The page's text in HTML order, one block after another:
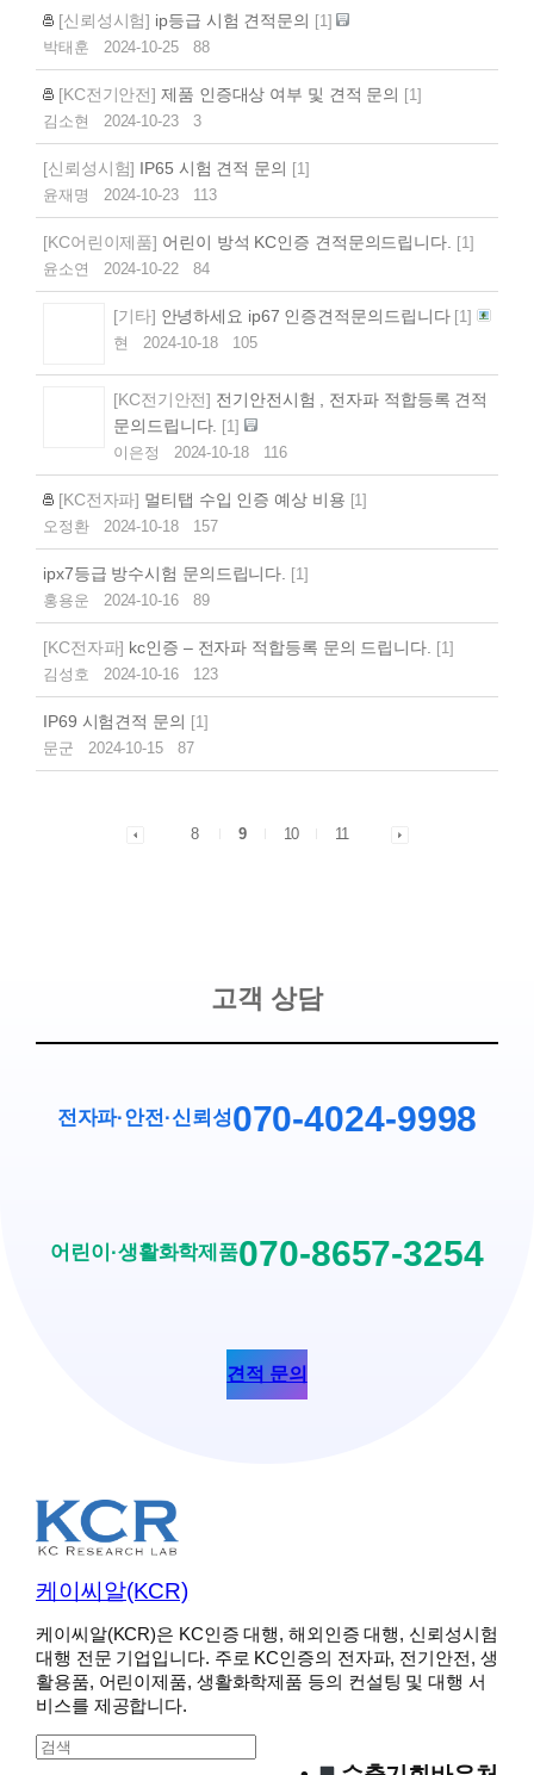
[신뢰성시험] ip등급 시험 견적문의 [1]
박태훈
2024-10-25 88
[KC전기안전] 제품 인증대상 여부 및 견적 문의 [1]
김소현
2024-10-23 3
[신뢰성시험] IP65 시험 견적 문의 [1]
윤재명
2024-10-23 113
[KC어린이제품] 어린이 방석 KC인증 견적문의드립니다. [1]
윤소연
2024-10-22 84
[기타] 안녕하세요 ip67 인증견적문의드립니다[1]
현
2024-10-18 105
[KC전기안전] 전기안전시험 , 전자파 적합등록 견적
문의드립니다. [1]
이은정
2024-10-18 116
[KC전자파] 멀티탭 수입 인증 예상 비용 [1]
오정환
2024-10-18 157
ipx7등급 방수시험 문의드립니다. [1]
홍용운
2024-10-16 89
[KC전자파] kc인증 – 전자파 적합등록 문의 드립니다. [1]
김성호
2024-10-16 123
IP69 시험견적 문의 [1]
문군
2024-10-15 87
8 9 10 11
고객 상담
전자파·안전·신뢰성070-4024-9998
어린이·생활화학제품070-8657-3254
견적 문의
케이씨알(KCR)
케이씨알(KCR)은 KC인증 대행, 해외인증 대행, 신뢰성시험
대행 전문 기업입니다. 주로 KC인증의 전자파, 전기안전, 생
활용품, 어린이제품, 생활화학제품 등의 컨설팅 및 대행 서
비스를 제공합니다.
S